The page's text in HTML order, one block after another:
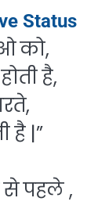
Status
को,
है,
है |”
से पहले ,